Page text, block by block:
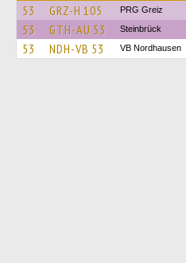
53 GRZ-H 105 PRG Greiz
53 GTH-AU 53 Steinbrück
53 NDH-VB 53 VB Nordhausen